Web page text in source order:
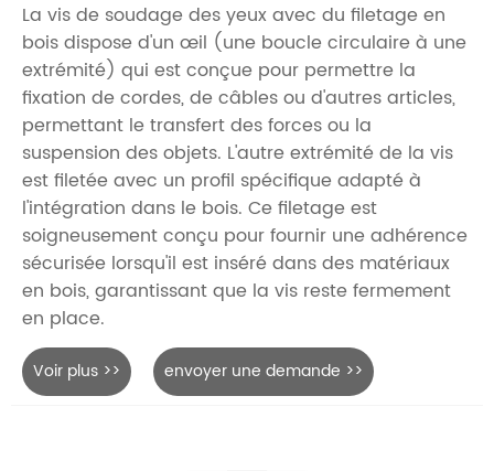
La vis de soudage des yeux avec du filetage en
bois dispose d'un œil (une boucle circulaire à une
extrémité) qui est conçue pour permettre la
fixation de cordes, de câbles ou d'autres articles,
permettant le transfert des forces ou la
suspension des objets. L'autre extrémité de la vis
est filetée avec un profil spécifique adapté à
l'intégration dans le bois. Ce filetage est
soigneusement conçu pour fournir une adhérence
sécurisée lorsqu'il est inséré dans des matériaux
en bois, garantissant que la vis reste fermement
en place.
Voir plus >> envoyer une demande >>